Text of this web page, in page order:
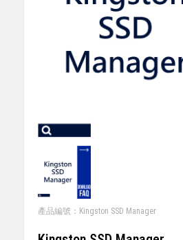
產品編號：Kingston SSD Manager